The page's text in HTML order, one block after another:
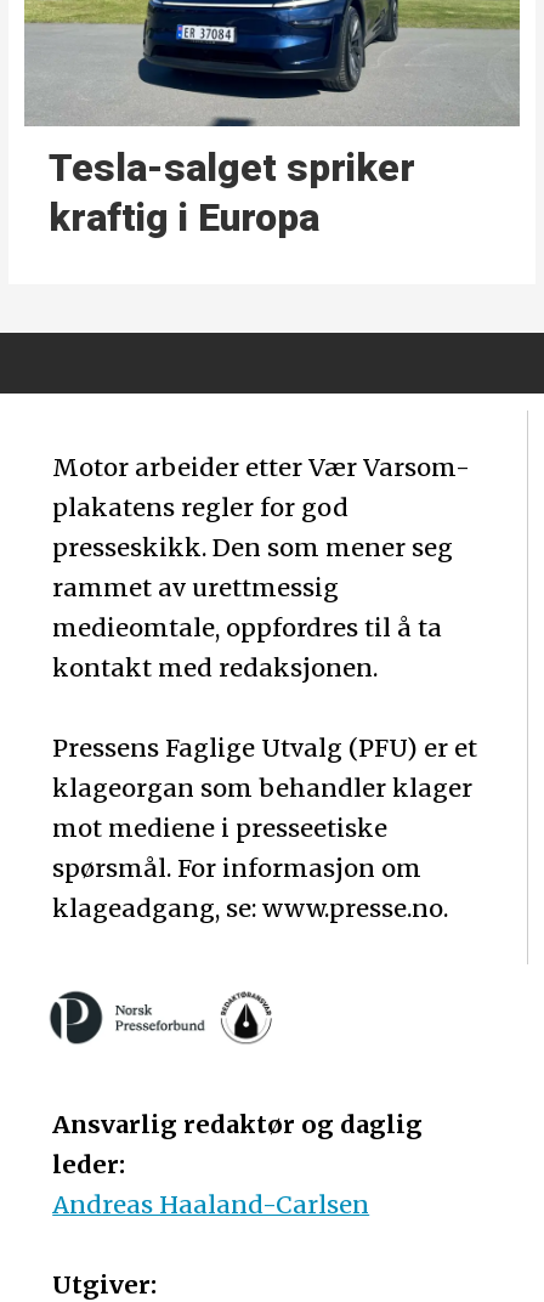
Tesla-salget spriker
kraftig i Europa
Motor arbeider etter Vær Varsom-
plakatens regler for god
presseskikk. Den som mener seg
rammet av urettmessig
medieomtale, oppfordres til å ta
kontakt med redaksjonen.
Pressens Faglige Utvalg (PFU) er et
klageorgan som behandler klager
mot mediene i presseetiske
spørsmål. For informasjon om
klageadgang, se: www.presse.no.
Ansvarlig redaktør og daglig
leder:
Andreas Haaland-Carlsen
Utgiver: